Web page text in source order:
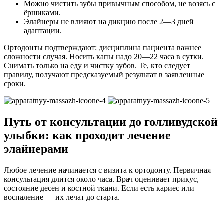
Можно чистить зубы привычным способом, не возясь с
ёршиками.
Элайнеры не влияют на дикцию после 2—3 дней
адаптации.
Ортодонты подтверждают: дисциплина пациента важнее
сложности случая. Носить капы надо 20—22 часа в сутки.
Снимать только на еду и чистку зубов. Те, кто следует
правилу, получают предсказуемый результат в заявленные
сроки.
Путь от консультации до голливудской
улыбки: как проходит лечение
элайнерами
Любое лечение начинается с визита к ортодонту. Первичная
консультация длится около часа. Врач оценивает прикус,
состояние десен и костной ткани. Если есть кариес или
воспаление — их лечат до старта.